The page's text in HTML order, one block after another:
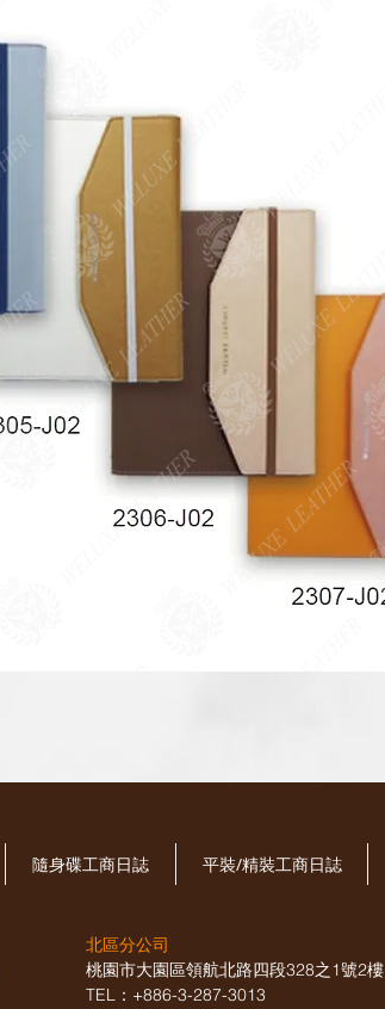
​隨身碟工商日誌 平裝/精裝工商日誌
北區分公司
桃園市大園區領航北路四段328之1號2樓
TEL：+886-3-287-3013